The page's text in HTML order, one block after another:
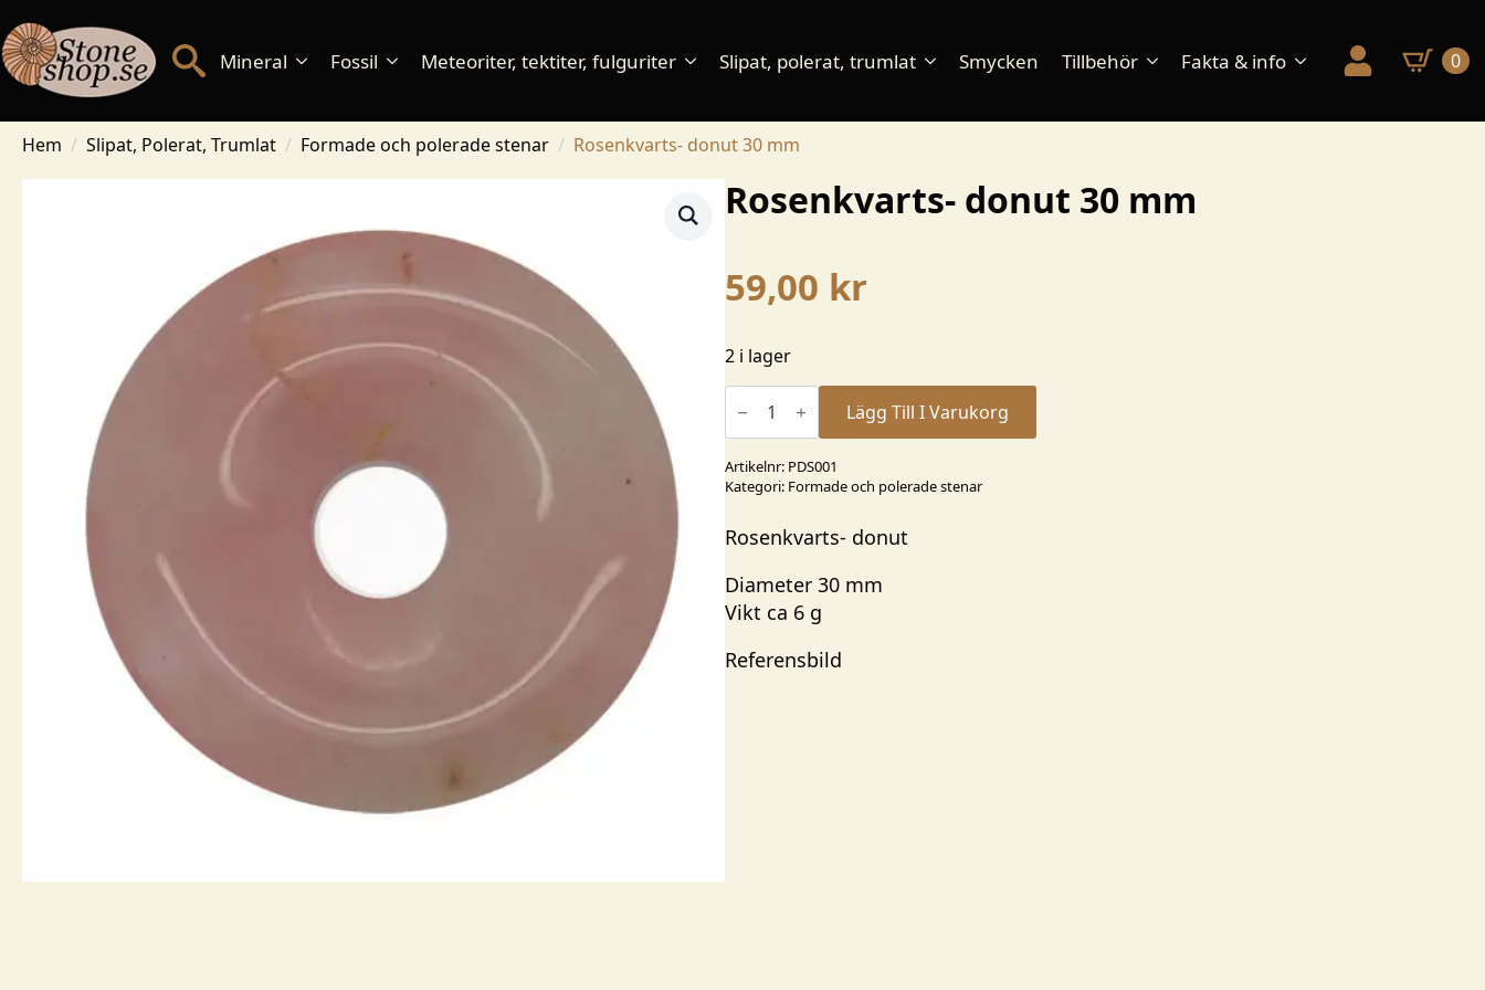
Mineral Fossil Meteoriter, tektiter, fulguriter Slipat, polerat, trumlat Smycken Tillbehör Fakta & info 0
Hem Slipat, Polerat, Trumlat Formade och polerade stenar Rosenkvarts- donut 30 mm
Rosenkvarts- donut 30 mm
59,00 kr
2 i lager
Rosenkvarts-
donut
mm
mängd
Lägg Till I Varukorg
Artikelnr: PDS001
Kategori: Formade och polerade stenar
Rosenkvarts- donut
Diameter 30 mm
Vikt ca 6 g
Referensbild